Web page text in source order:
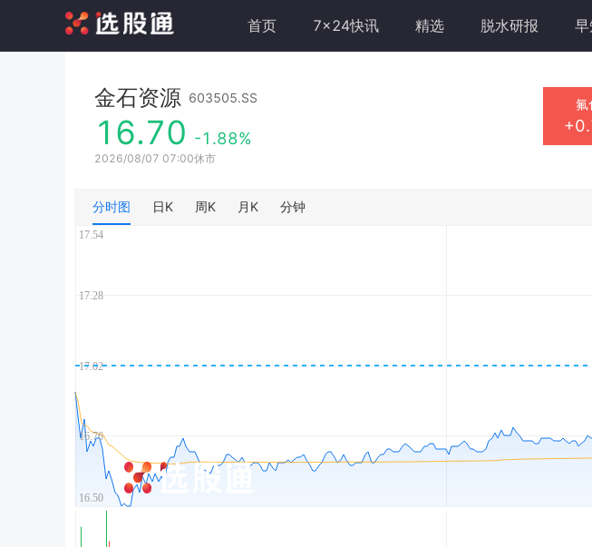
首页 7x24快讯 精选 脱水研报
金石资源 603505.SS
16.70 -1.88%
2026/08/07 07:00休市
氟
分时图 日K 周K 月K 分钟